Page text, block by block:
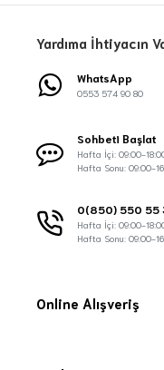
Yardıma İhtiyacın
WhatsApp
0553 574 90 80
Sohbeti Başlat
Hafta İçi: 09:00-
Hafta Sonu: 09:00-
0(850) 550 55
Hafta İçi: 09:00-
Hafta Sonu: 09:00-
Online Alışveriş